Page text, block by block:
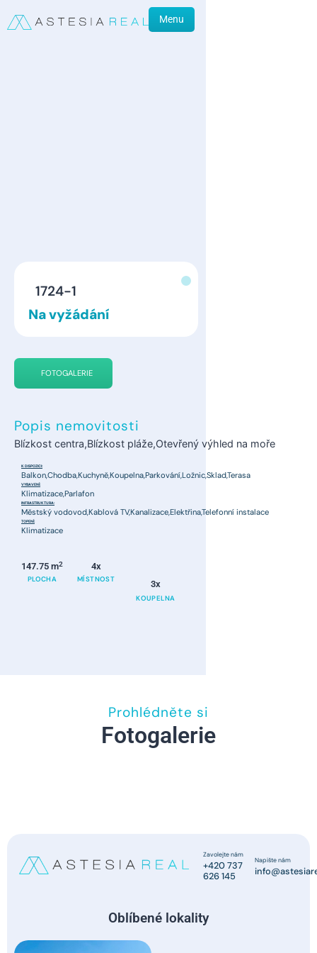
Menu
1724-1
Na vyžádání
FOTOGALERIE
Popis nemovitosti
Blízkost centra,Blízkost pláže,Otevřený výhled na moře
K DISPOZICI:
Balkon,Chodba,Kuchyně,Koupelna,Parkování,Ložnic,Sklad,Terasa
VYBAVENÍ:
Klimatizace,Parlafon
INFRASTRUKTURA:
Městský vodovod,Kablová TV,Kanalizace,Elektřina,Telefonní instalace
TOPENÍ:
Klimatizace
147.75 m2
PLOCHA
4x
MÍSTNOST 3x
KOUPELNA
Prohlédněte si
Fotogalerie
Zavolejte nám
+420 737
626 145
Napište nám
Oblíbené lokality